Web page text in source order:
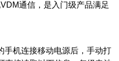
通信，是入门级产品满足
手机连接移动电源后，手动打